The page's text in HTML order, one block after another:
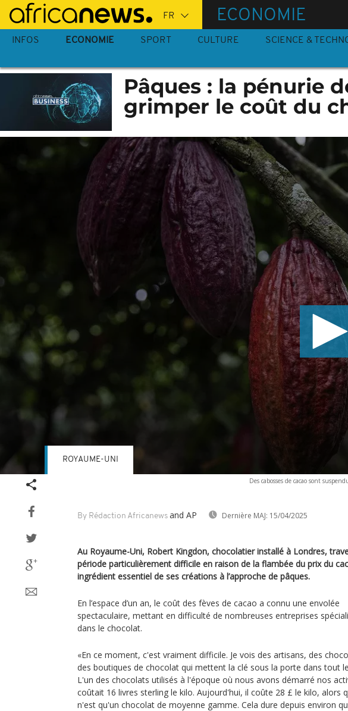
Passer
au
contenu
ECONOMIE
INFOS ECONOMIE SPORT CULTURE SCIENCE &
Pâques : la pénurie
grimper le coût du
Des cabosses de cacao sont
By Rédaction Africanews and AP Dernière MAJ: 15/04/2025
ROYAUME-UNI
Au Royaume-Uni, Robert Kingdon, chocolatier installé à Londres,
période particulièrement difficile en raison de la flambée du prix du
ingrédient essentiel de ses créations à l’approche de pâques.
En l’espace d’un an, le coût des fèves de cacao a connu une envolée
spectaculaire, mettant en difficulté de nombreuses entreprises
dans le chocolat.
«En ce moment, c'est vraiment difficile. Je vois des artisans, des
des boutiques de chocolat qui mettent la clé sous la porte dans tout
L'un des chocolats utilisés à l'époque où nous avons démarré nos
coûtait 16 livres sterling le kilo. Aujourd'hui, il coûte 28 £ le kilo, alors
n'est qu'un chocolat de moyenne gamme. Cela dure depuis environ